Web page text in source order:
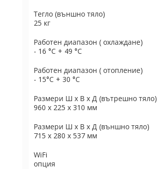
Тегло (външно тяло)
25 кг
Работен диапазон ( охлаждане)
- 16 °C + 49 °C
Работен диапазон ( отопление)
- 15°C + 30 °C
Размери Ш х В х Д (вътрешно тяло)
960 х 225 х 310 мм
Размери Ш х В х Д (външно тяло)
715 х 280 х 537 мм
WiFi
опция